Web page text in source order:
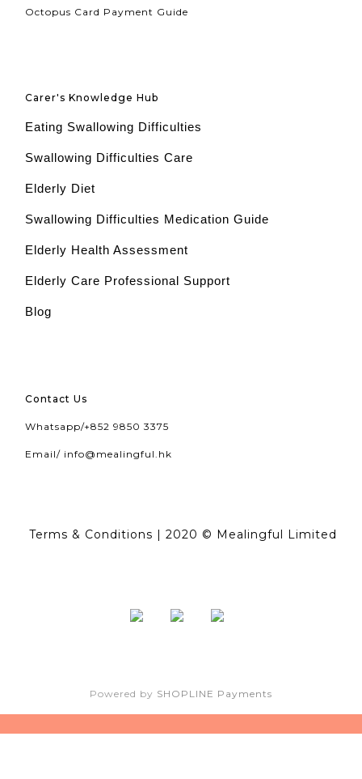
Octopus Card Payment Guide
Carer's Knowledge Hub
Eating Swallowing Difficulties
Swallowing Difficulties Care
Elderly Diet
Swallowing Difficulties Medication Guide
Elderly Health Assessment
Elderly Care Professional Support
Blog
Contact Us
Whatsapp/+852 9850 3375
Email/ info@mealingful.hk
Terms & Conditions | 2020 © Mealingful Limited
Powered by SHOPLINE Payments